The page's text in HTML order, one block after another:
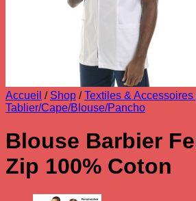
Accueil / Shop / Textiles &
Tablier/Cape/Blouse/Pancho
Blouse Barbier
Zip 100% Coton